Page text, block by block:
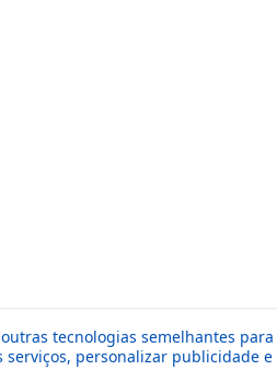
tecnologias semelhantes
serviços, personalizar publicidade